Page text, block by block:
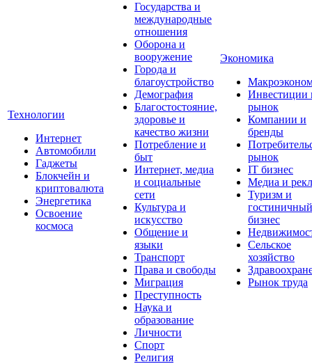
Технологии
Интернет
Автомобили
Гаджеты
Блокчейн и
криптовалюта
Энергетика
Освоение
космоса
Государства и
международные
отношения
Оборона и
вооружение
Города и
благоустройство
Демография
Благостостояние,
здоровье и
качество жизни
Потребление и
быт
Интернет, медиа
и социальные
сети
Культура и
искусство
Общение и
языки
Транспорт
Права и свободы
Миграция
Преступность
Наука и
образование
Личности
Спорт
Религия
Экономика
Инвестиции
рынок
Компании и
бренды
рынок
IT бизнес
Медиа и
Туризм и
гостиничный
бизнес
Сельское
хозяйство
Рынок труда